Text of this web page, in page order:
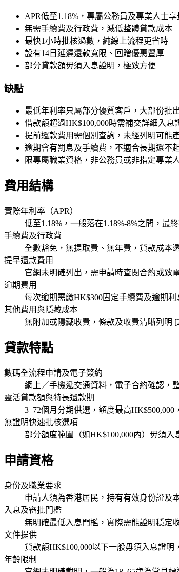
APR低至1.18%，專屬公務員及專業人士
無需手續費及行政費，減低整體貸款成本
最快1小時批核過數，純線上流程更省時
設有14日延遲還款寬限、回贈優惠豐厚
部分貸款額毋須入息證明，極致方便
缺點
最低年利率只屬部分優質客戶，大部份批
借款額超過HK$100,000時需補交詳細入息
提前還款費用需個別查詢，未經列明可能
逾期會有罰息及手續費，不適合長期還不
限專屬職業資格，非公務員或非指定專業
費用結構
實際年利率（APR）
低至1.18%，一般落在1.18%-8%之間，最
手續費及行政費
全數豁免，無提取費、無年費，貸款成本
提早還款費用
官網未明確列出，需申請時查閱合約或致
逾期費用
每次逾期需繳HK$300固定手續費及逾期利
其他費用與隱藏成本
無附加或隱藏收費，條款及收費清晰列明
貸款特點
數碼全流程申請及電子簽約
網上／手機遞交通資料，電子合約確認，
靈活貸款額與特長還款期
3–72個月分期供選，額度最高
無證明快速批核選項
部分額度範圍（如HK$100,000內）毋須
申請資格
身份及職業要求
申請人須為香港居民，持有有效身份證及
入息及審批門檻
無明確最低入息門檻，實際需能證明穩定
文件提供
貸款額HK$100,000以下一般毋須入息證
年齡限制